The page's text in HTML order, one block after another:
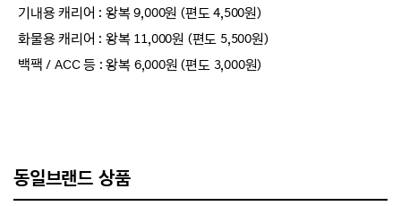
기내용 캐리어 : 왕복 9,000원 (편도 4,500원)
화물용 캐리어 : 왕복 11,000원 (편도 5,500원)
백팩 / ACC 등 : 왕복 6,000원 (편도 3,000원)
동일브랜드 상품